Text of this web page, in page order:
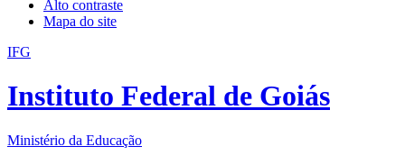
Alto contraste
Mapa do site
IFG
Instituto Federal de Goiás
Ministério da Educação